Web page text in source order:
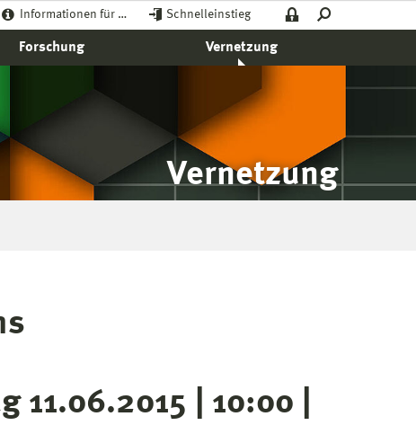
Informationen für … Schnelleinstieg
Forschung Vernetzung
Vernetzung
| 10:00 |